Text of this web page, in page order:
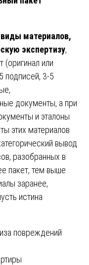
виды материалов,
экспертизу,
или
подписей, 3-5
документы, а при
и эталоны
этих материалов
вывод
разобранных в
пакет, тем выше
заранее,
истина
повреждений